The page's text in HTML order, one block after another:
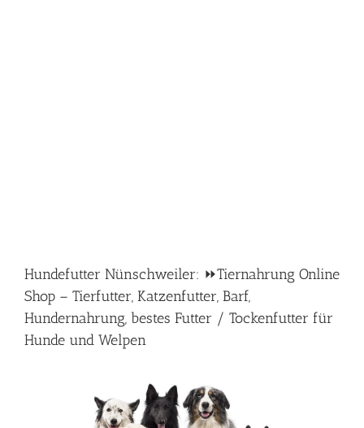
Hundefutter Nünschweiler: ⏩Tiernahrung Online
Shop – Tierfutter, Katzenfutter, Barf,
Hundernahrung, bestes Futter / Tockenfutter für
Hunde und Welpen